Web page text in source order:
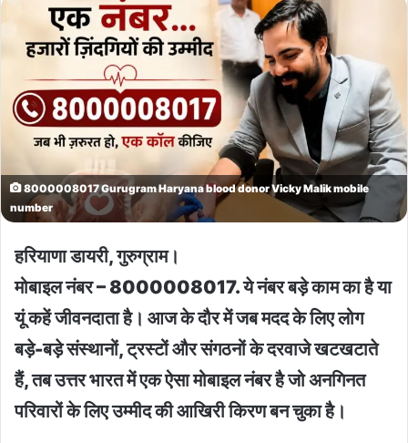
8000008017 Gurugram Haryana blood donor Vicky Malik mobile
number
हरियाणा डायरी, गुरुग्राम।
मोबाइल नंबर – 8000008017. ये नंबर बड़े काम का है या
यूं कहें जीवनदाता है। आज के दौर में जब मदद के लिए लोग
बड़े-बड़े संस्थानों, ट्रस्टों और संगठनों के दरवाजे खटखटाते
हैं, तब उत्तर भारत में एक ऐसा मोबाइल नंबर है जो अनगिनत
परिवारों के लिए उम्मीद की आखिरी किरण बन चुका है।